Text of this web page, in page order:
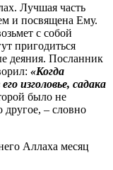
Лучшая часть
и посвящена Ему.
с собой
пригодиться
деяния. Посланник
«Когда
изголовье, садака
было не
другое, – словно
Аллаха месяц